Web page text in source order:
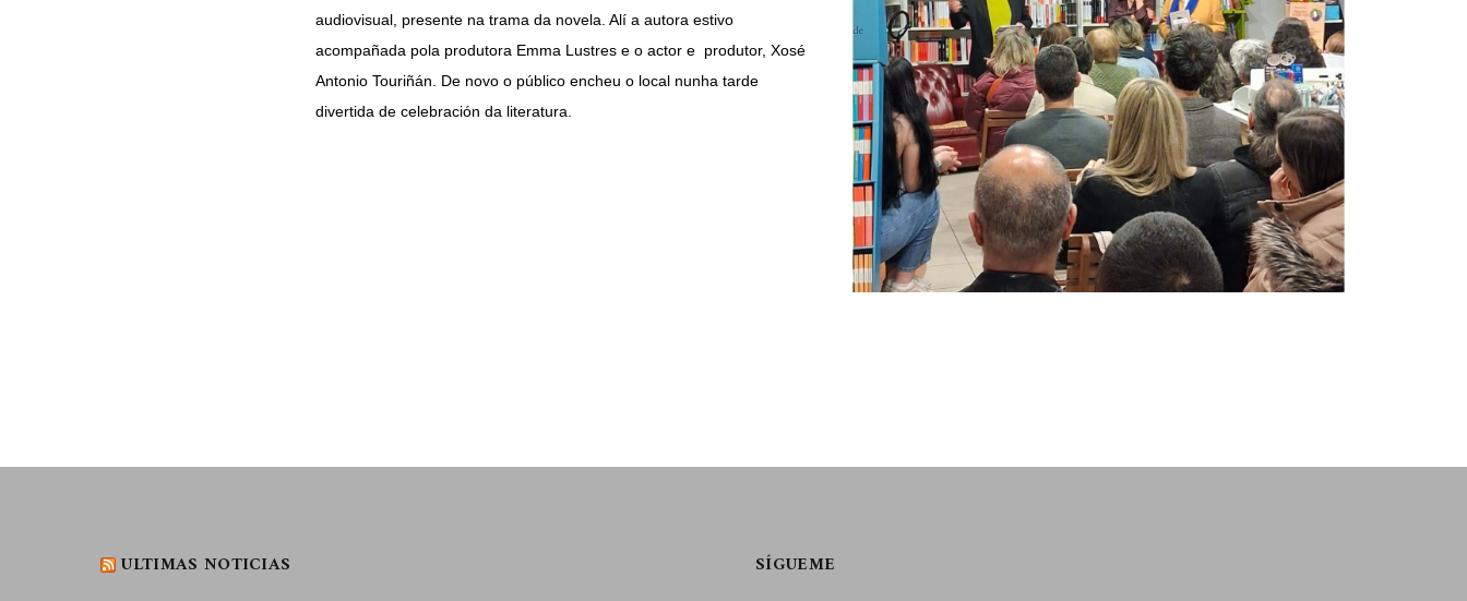
audiovisual, presente na trama da novela. Alí a autora estivo
acompañada pola produtora Emma Lustres e o actor e produtor, Xosé
Antonio Touriñán. De novo o público encheu o local nunha tarde
divertida de celebración da literatura.
ULTIMAS NOTICIAS SÍGUEME